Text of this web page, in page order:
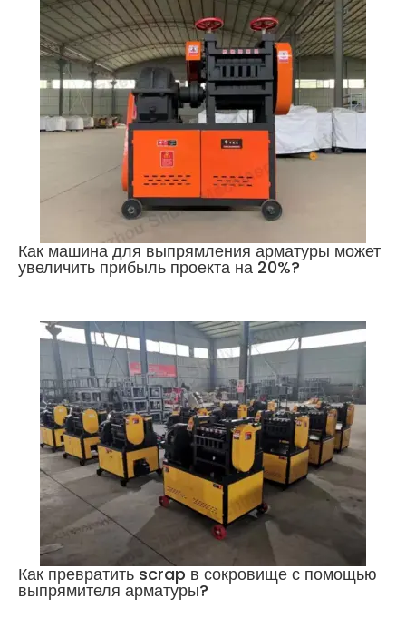
Как машина для выпрямления арматуры может
увеличить прибыль проекта на 20%?
Как превратить scrap в сокровище с помощью
выпрямителя арматуры?